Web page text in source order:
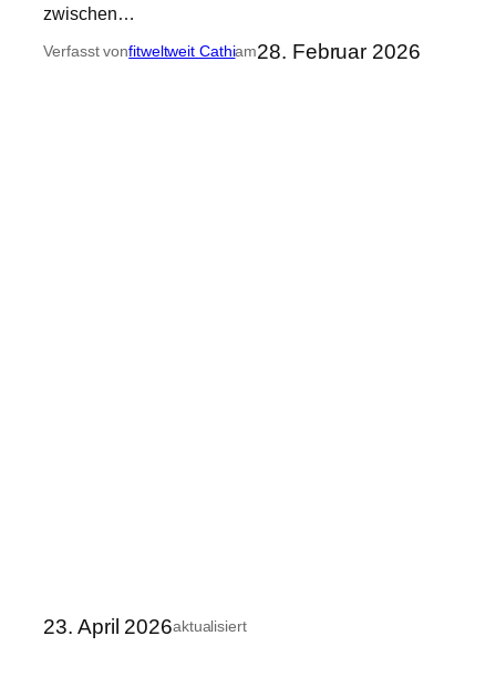
zwischen…
Verfasst vonfitweltweit Cathiam28. Februar 2026
23. April 2026aktualisiert